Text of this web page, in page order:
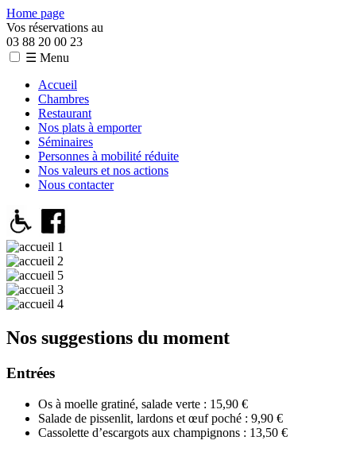
Home page
Vos réservations au
03 88 20 00 23
☰ Menu
Accueil
Chambres
Restaurant
Nos plats à emporter
Séminaires
Personnes à mobilité réduite
Nos valeurs et nos actions
Nous contacter
Nos suggestions du moment
Entrées
Os à moelle gratiné, salade verte : 15,90 €
Salade de pissenlit, lardons et œuf poché : 9,90 €
Cassolette d’escargots aux champignons : 13,50 €